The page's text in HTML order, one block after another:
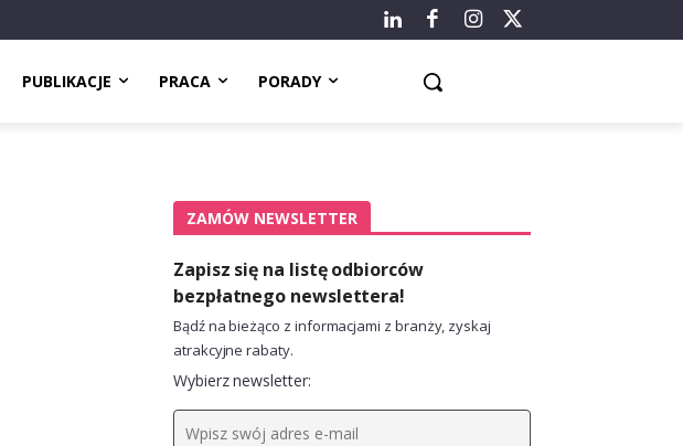
PUBLIKACJE PRACA PORADY
ZAMÓW NEWSLETTER
Zapisz się na listę odbiorców
bezpłatnego newslettera!
Bądź na bieżąco z informacjami z branży, zyskaj
atrakcyjne rabaty.
Wybierz newsletter: